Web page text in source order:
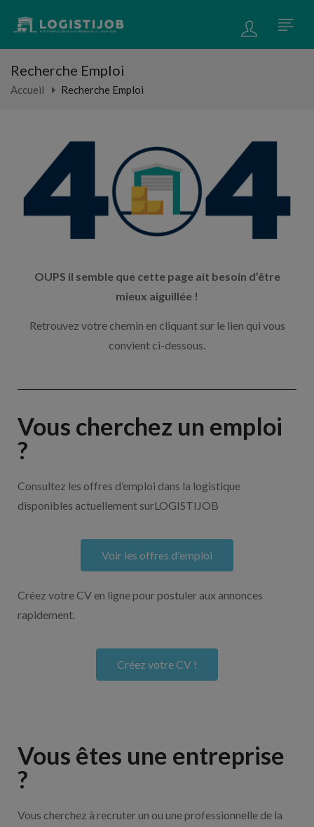
Recherche Emploi
Accueil Recherche Emploi
OUPS il semble que cette page ait besoin d’être
mieux aiguillée !
Retrouvez votre chemin en cliquant sur le lien qui vous
convient ci-dessous.
Vous cherchez un emploi
?
Consultez les offres d’emploi dans la logistique
disponibles actuellement surLOGISTIJOB
Voir les offres d'emploi
Créez votre CV en ligne pour postuler aux annonces
rapidement.
Créez votre CV !
Vous êtes une entreprise
?
Vous cherchez à recruter un ou une professionnelle de la